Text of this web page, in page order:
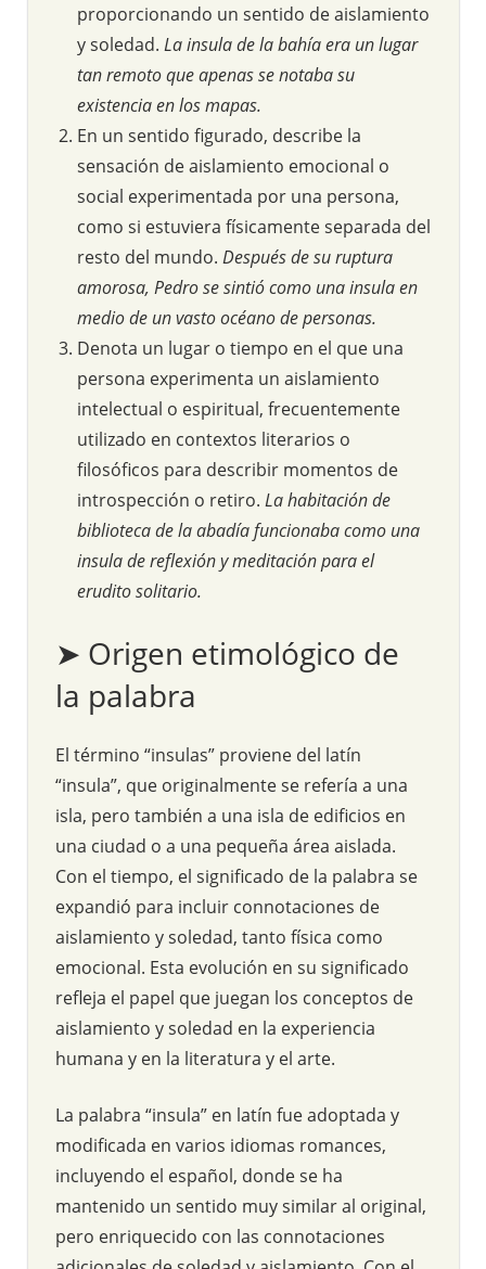
proporcionando un sentido de aislamiento
y soledad. La insula de la bahía era un lugar
tan remoto que apenas se notaba su
existencia en los mapas.
En un sentido figurado, describe la
sensación de aislamiento emocional o
social experimentada por una persona,
como si estuviera físicamente separada del
resto del mundo. Después de su ruptura
amorosa, Pedro se sintió como una insula en
medio de un vasto océano de personas.
Denota un lugar o tiempo en el que una
persona experimenta un aislamiento
intelectual o espiritual, frecuentemente
utilizado en contextos literarios o
filosóficos para describir momentos de
introspección o retiro. La habitación de
biblioteca de la abadía funcionaba como una
insula de reflexión y meditación para el
erudito solitario.
➤ Origen etimológico de
la palabra
El término “insulas” proviene del latín
“insula”, que originalmente se refería a una
isla, pero también a una isla de edificios en
una ciudad o a una pequeña área aislada.
Con el tiempo, el significado de la palabra se
expandió para incluir connotaciones de
aislamiento y soledad, tanto física como
emocional. Esta evolución en su significado
refleja el papel que juegan los conceptos de
aislamiento y soledad en la experiencia
humana y en la literatura y el arte.
La palabra “insula” en latín fue adoptada y
modificada en varios idiomas romances,
incluyendo el español, donde se ha
mantenido un sentido muy similar al original,
pero enriquecido con las connotaciones